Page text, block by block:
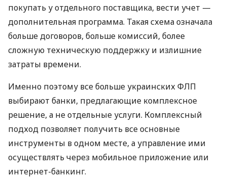
покупать у отдельного поставщика, вести учет —
дополнительная программа. Такая схема означала
больше договоров, больше комиссий, более
сложную техническую поддержку и излишние
затраты времени.
Именно поэтому все больше украинских ФЛП
выбирают банки, предлагающие комплексное
решение, а не отдельные услуги. Комплексный
подход позволяет получить все основные
инструменты в одном месте, а управление ими
осуществлять через мобильное приложение или
интернет-банкинг.